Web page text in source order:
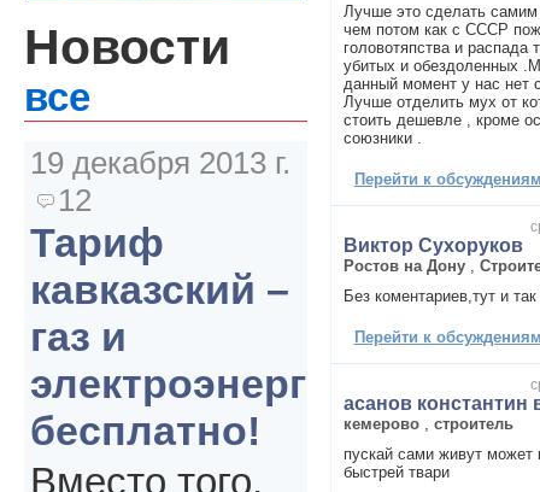
Лучше это сделать
чем потом как с СССР
головотяпства и распада
убитых и обездоленных
данный момент у нас нет
Лучше отделить мух от
стоить дешевле , кроме
союзники .
Перейти к
Виктор Сухоруков
Ростов на Дону
Без коментариев,тут и
Перейти к
асанов константин
кемерово
строитель
пускай сами живут может
быстрей твари
Новости
все
19 декабря 2013 г.
12
Тариф
кавказский –
газ и
электроэнергия
бесплатно!
Вместо того,